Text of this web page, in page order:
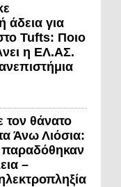
άδεια για
Tufts: Ποιο
η ΕΛ.ΑΣ.
τον θάνατο
Άνω Λιόσια:
–